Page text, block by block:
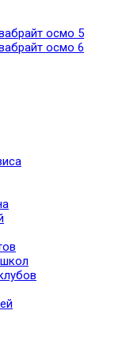
осмо 5
осмо 6